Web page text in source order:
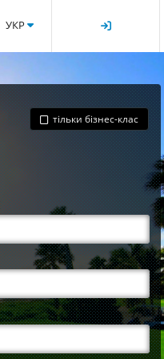
УКР
тільки бізнес-клас